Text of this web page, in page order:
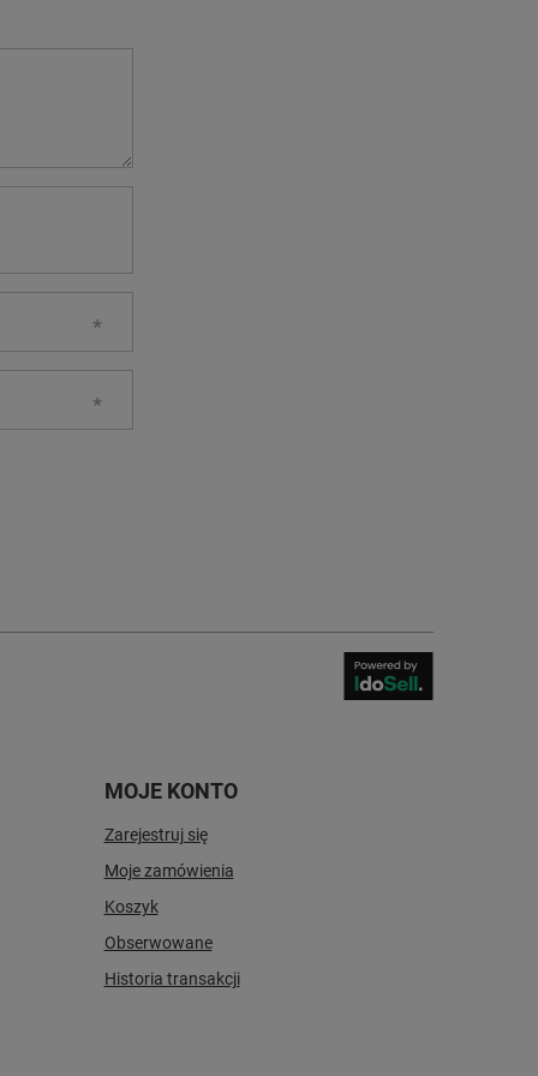
MOJE KONTO
Zarejestruj się
Moje zamówienia
Koszyk
Obserwowane
Historia transakcji